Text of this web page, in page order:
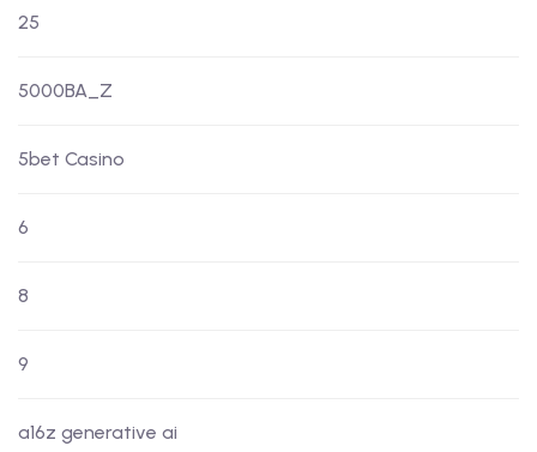
25
5000BA_Z
5bet Casino
6
8
9
a16z generative ai